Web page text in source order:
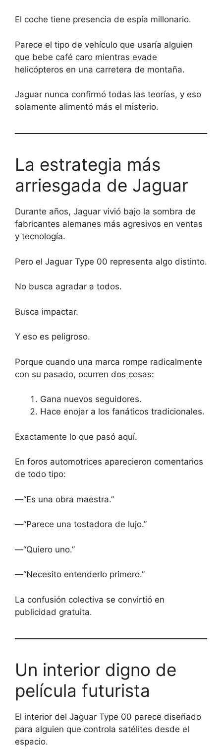
El coche tiene presencia de espía millonario.
Parece el tipo de vehículo que usaría alguien
que bebe café caro mientras evade
helicópteros en una carretera de montaña.
Jaguar nunca confirmó todas las teorías, y eso
solamente alimentó más el misterio.
La estrategia más
arriesgada de Jaguar
Durante años, Jaguar vivió bajo la sombra de
fabricantes alemanes más agresivos en ventas
y tecnología.
Pero el Jaguar Type 00 representa algo distinto.
No busca agradar a todos.
Busca impactar.
Y eso es peligroso.
Porque cuando una marca rompe radicalmente
con su pasado, ocurren dos cosas:
Gana nuevos seguidores.
Hace enojar a los fanáticos tradicionales.
Exactamente lo que pasó aquí.
En foros automotrices aparecieron comentarios
de todo tipo:
—“Es una obra maestra.”
—“Parece una tostadora de lujo.”
—“Quiero uno.”
—“Necesito entenderlo primero.”
La confusión colectiva se convirtió en
publicidad gratuita.
Un interior digno de
película futurista
El interior del Jaguar Type 00 parece diseñado
para alguien que controla satélites desde el
espacio.